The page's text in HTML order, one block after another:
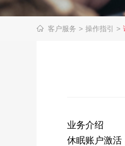
客户服务 > 操作指引 >
业务介绍
休眠账户激活